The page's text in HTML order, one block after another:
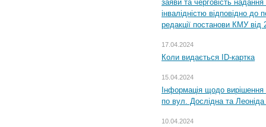
заяви та черговість надання
інвалідністю відповідно
редакції постанови КМУ
17.04.2024
Коли видається ID-картка
15.04.2024
Інформація щодо
по вул. Дослідна та Леоніда
10.04.2024